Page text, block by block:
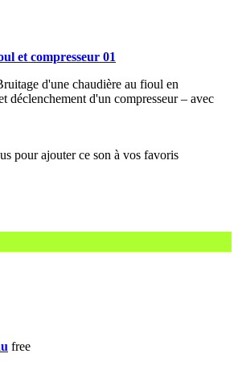
et compresseur 01
d'une chaudière au fioul en
déclenchement d'un compresseur – avec
free